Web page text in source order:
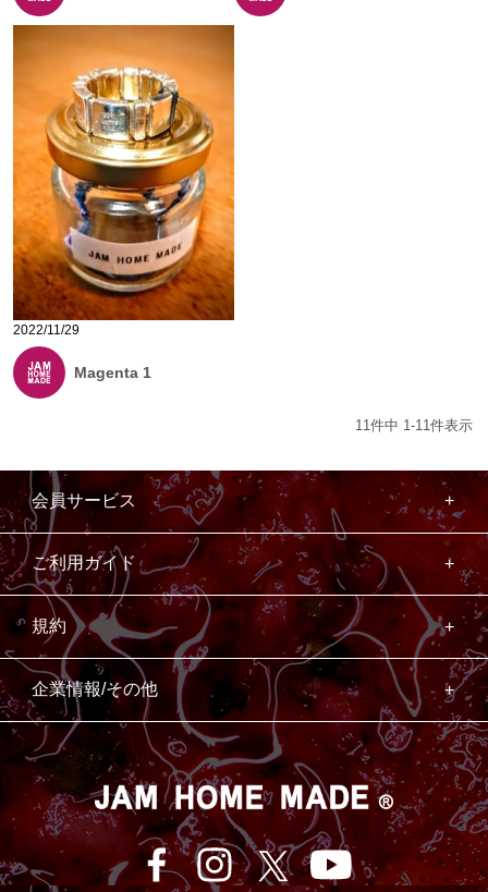
2022/11/29
Magenta 1
11 件中 1 -11 件表示
会員サービス
ご利用ガイド
規約
企業情報/その他